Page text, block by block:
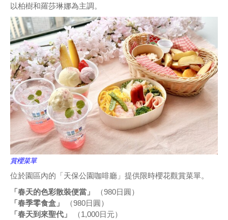
以柏樹和羅莎琳娜為主調。
賞櫻菜單
位於園區內的「天保公園咖啡廳」提供限時櫻花觀賞菜單。
「春天的色彩散裝便當」
（980日圓）
「春季零食盒」
（980日圓）
「春天到來聖代」
（1,000日元）